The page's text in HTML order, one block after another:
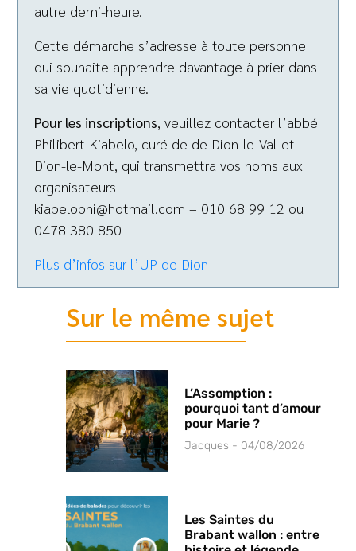
autre demi-heure.
Cette démarche s’adresse à toute personne
qui souhaite apprendre davantage à prier dans
sa vie quotidienne.
Pour les inscriptions , veuillez contacter l’abbé
Philibert Kiabelo, curé de de Dion-le-Val et
Dion-le-Mont, qui transmettra vos noms aux
organisateurs
kiabelophi@hotmail.com – 010 68 99 12 ou
0478 380 850
Plus d’infos sur l’UP de Dion
Sur le même sujet
L’Assomption :
pourquoi tant d’amour
pour Marie ?
Jacques 04/08/2026
Les Saintes du
Brabant wallon : entre